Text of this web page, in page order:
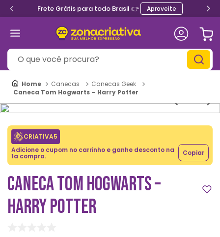
Frete Grátis para todo Brasil 👉 Aproveite
O que você procura?
Canecas
Canecas Geek
Caneca Tom Hogwarts – Harry Potter
CRIATIVA5
Adicione o cupom no carrinho e ganhe desconto na
1a compra. Copiar
CANECA TOM HOGWARTS –
HARRY POTTER